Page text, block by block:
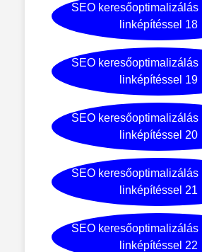
SEO keresőoptimalizálás
linképítéssel 18
SEO keresőoptimalizálás
linképítéssel 19
SEO keresőoptimalizálás
linképítéssel 20
SEO keresőoptimalizálás
linképítéssel 21
SEO keresőoptimalizálás
linképítéssel 22